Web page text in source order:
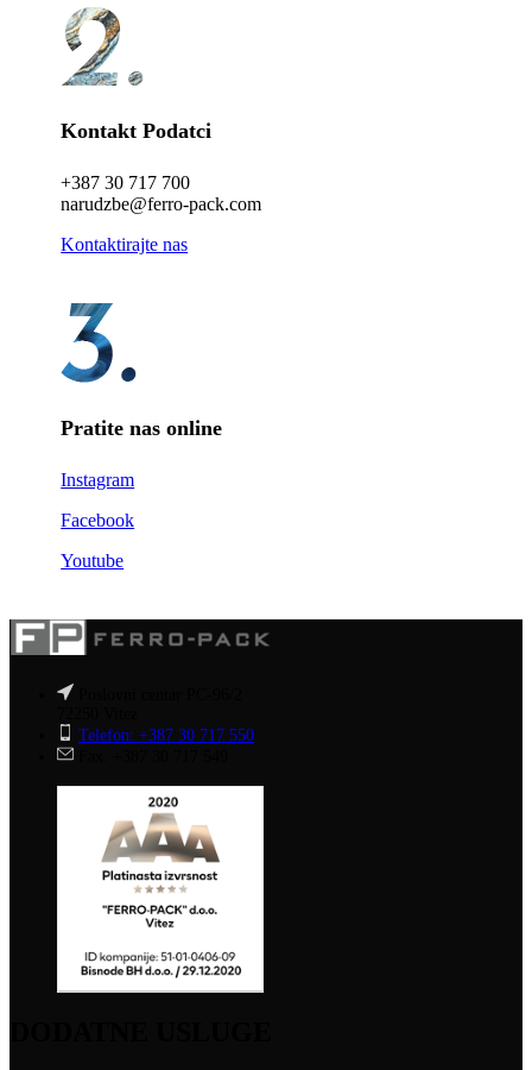
Kontakt Podatci
+387 30 717 700
narudzbe@ferro-pack.com
Kontaktirajte nas
Pratite nas online
Instagram
Facebook
Youtube
Telefon: +387 30 717 550